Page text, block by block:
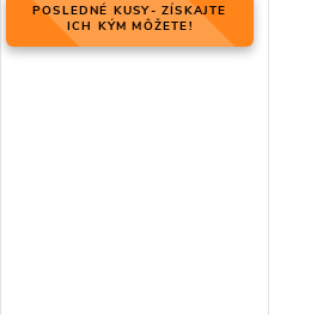
POSLEDNÉ KUSY- ZÍSKAJTE
ICH KÝM MÔŽETE!